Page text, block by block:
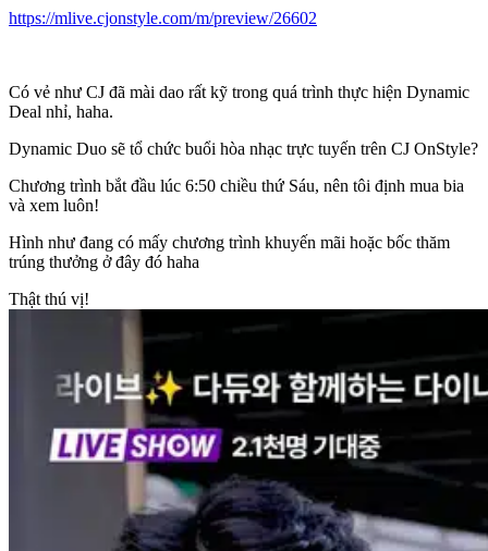
https://mlive.cjonstyle.com/m/preview/26602
Có vẻ như CJ đã mài dao rất kỹ trong quá trình thực hiện Dynamic
Deal nhỉ, haha.
Dynamic Duo sẽ tổ chức buổi hòa nhạc trực tuyến trên CJ OnStyle?
Chương trình bắt đầu lúc 6:50 chiều thứ Sáu, nên tôi định mua bia
và xem luôn!
Hình như đang có mấy chương trình khuyến mãi hoặc bốc thăm
trúng thưởng ở đây đó haha
Thật thú vị!